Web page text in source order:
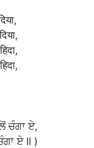
ਚੰਗਾ ਏ,
ਏ ll )